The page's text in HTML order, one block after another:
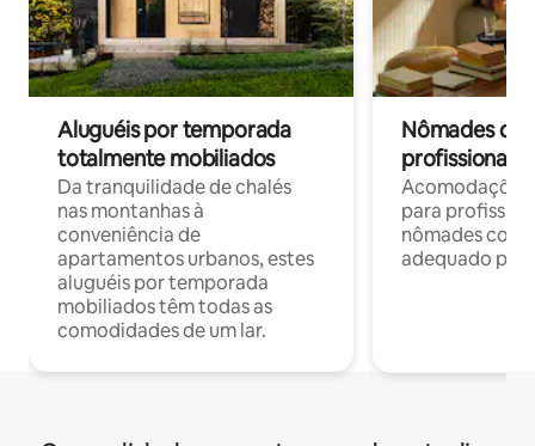
Aluguéis por temporada
totalmente mobiliados
Da tranquilidade de chalés
nas montanhas à
conveniência de
apartamentos urbanos, estes
aluguéis por temporada
mobiliados têm todas as
comodidades de um lar.
Nômades
profissionais
para
nômades com
adequado